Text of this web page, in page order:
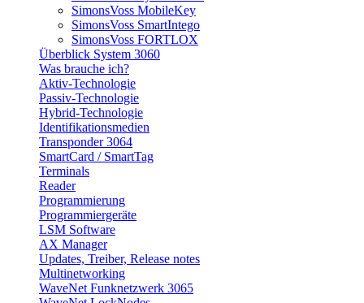
SimonsVoss MobileKey
SimonsVoss SmartIntego
SimonsVoss FORTLOX
Überblick System 3060
Was brauche ich?
Aktiv-Technologie
Passiv-Technologie
Hybrid-Technologie
Identifikationsmedien
Transponder 3064
SmartCard / SmartTag
Terminals
Reader
Programmierung
Programmiergeräte
LSM Software
AX Manager
Updates, Treiber, Release notes
Multinetworking
WaveNet Funknetzwerk 3065